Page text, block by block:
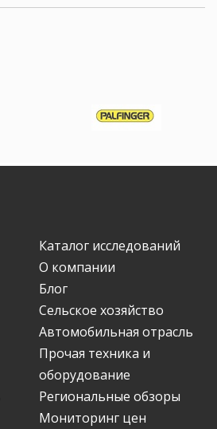
Каталог исследований
О компании
Блог
Сельское хозяйство
Автомобильная отрасль
Прочая техника и
оборудование
Региональные обзоры
Мониторинг цен